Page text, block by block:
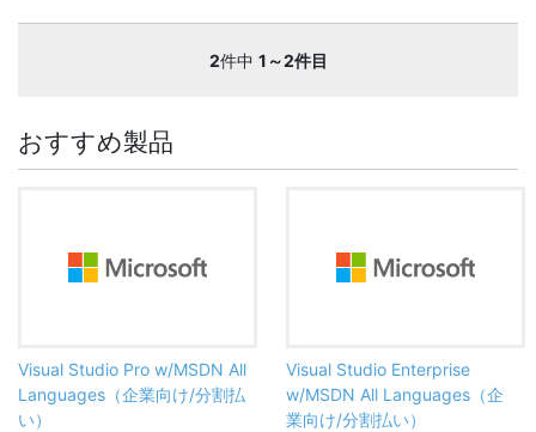
2件中 1～2件目
おすすめ製品
Visual Studio Pro w/MSDN All
Languages（企業向け/分割払
い）
Visual Studio Enterprise
w/MSDN All Languages（企
業向け/分割払い）